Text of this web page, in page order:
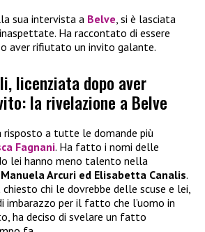
sua intervista a Belve, si è lasciata
Ha raccontato di essere
aver rifiutato un invito galante.
licenziata dopo aver
la rivelazione a Belve
risposto a tutte le domande più
Fagnani. Ha fatto i nomi delle
lei hanno meno talento nella
Manuela Arcuri ed Elisabetta Canalis.
chi le dovrebbe delle scuse e lei,
imbarazzo per il fatto che l’uomo in
ha deciso di svelare un fatto